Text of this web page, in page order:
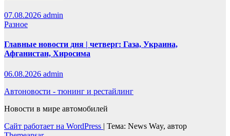
07.08.2026 admin
Разное
Главные новости дня | четверг: Газа, Украина,
Афганистан, Хиросима
06.08.2026 admin
Автоновости - тюнинг и рестайлинг
Новости в мире автомобилей
Сайт работает на WordPress | Тема: News Way, автор